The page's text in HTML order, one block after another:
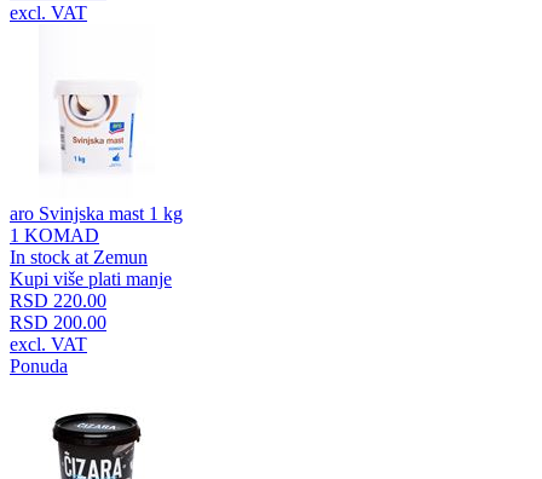
excl. VAT
aro Svinjska mast 1 kg
1 KOMAD
In stock at Zemun
Kupi više plati manje
RSD 220.00
RSD 200.00
excl. VAT
Ponuda